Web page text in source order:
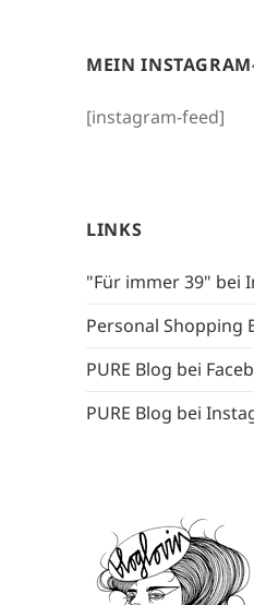
MEIN
[instagram-feed]
LINKS
"Für immer 39" bei
Personal Shopping
PURE Blog bei
PURE Blog bei